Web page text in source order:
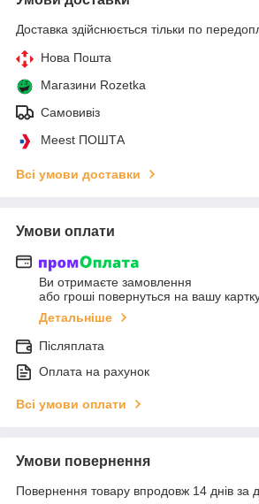
Доставка здійснюється тільки по
Нова Пошта
Магазини Rozetka
Самовивіз
Meest ПОШТА
Всі умови доставки
Умови оплати
Ви отримаєте замовлення
або гроші повернуться на вашу
Детальніше
Післяплата
Оплата на рахунок
Всі умови оплати
Умови повернення
Повернення товару впродовж 14 днів за